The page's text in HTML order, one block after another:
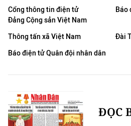
Cổng thông tin điện tử
Đảng Cộng sản Việt Nam
Báo
Thông tấn xã Việt Nam
Đài
Báo điện tử Quân đội nhân dân
ĐỌC